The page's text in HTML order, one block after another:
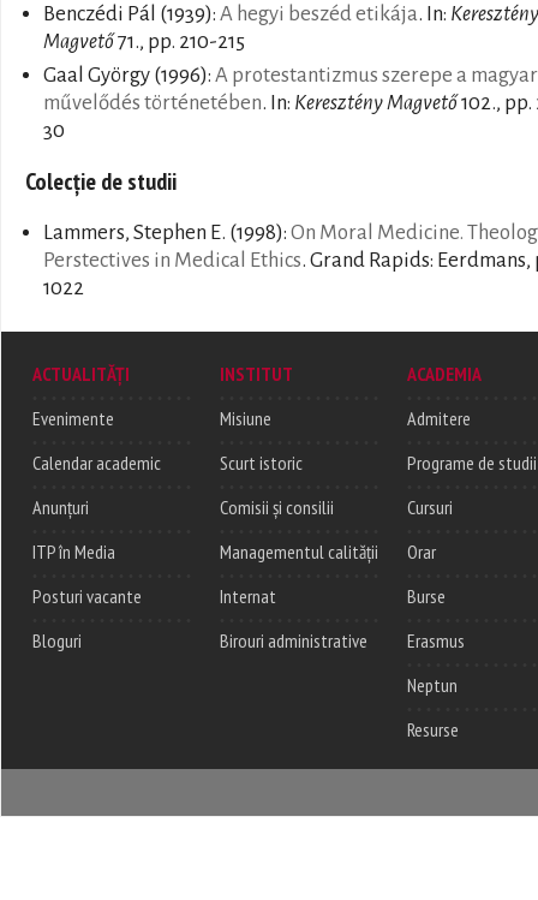
Benczédi Pál (1939): A hegyi beszéd etikája. In: Keresztény
Magvető71., pp. 210-215
Gaal György (1996): A protestantizmus szerepe a magyar
művelődés történetében. In: Keresztény Magvető102., pp.
30
Colecție de studii
Lammers, Stephen E. (1998): On Moral Medicine.
Perstectives in Medical Ethics. Grand Rapids: Eerdmans,
1022
ACTUALITĂȚI
Evenimente
Calendar academic
Anunțuri
ITP în Media
Posturi vacante
Bloguri
INSTITUT
Misiune
Scurt istoric
Comisii și consilii
Managementul calității
Internat
Birouri administrative
ACADEMIA
Admitere
Programe de studii
Cursuri
Orar
Burse
Erasmus
Neptun
Resurse